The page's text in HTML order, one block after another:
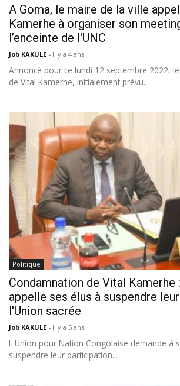
A Goma, le maire de la ville
Kamerhe à organiser son
l’enceinte de l'UNC
Job KAKULE - Il y a 4 ans
Annoncé pour ce lundi 12 septembre 2022,
de Vital Kamerhe, initialement prévu...
Politique
Condamnation de Vital Kamerhe
appelle ses élus à suspendre
l'Union sacrée
Job KAKULE - Il y a 5 ans
L'Union pour Nation Congolaise demande à
suspendre leur participation...